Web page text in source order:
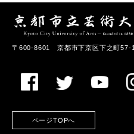
〒600-8601 京都市下京区下之町57-1
ページTOPへ